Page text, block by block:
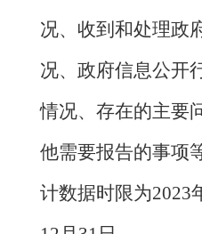
况、收到和处理政
况、政府信息公开
情况、存在的主要
他需要报告的事项
计数据时限为2023